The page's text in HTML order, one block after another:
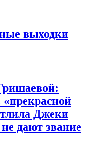
выходки
«прекрасной
Джеки
дают звание